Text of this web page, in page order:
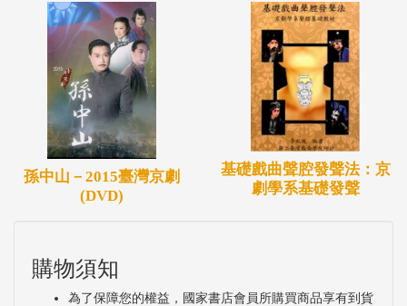
孫中山－2015臺灣京劇
(DVD)
基礎戲曲聲腔發聲法：京
劇學系基礎發聲
購物須知
為了保障您的權益，國家書店會員所購買商品享有到貨